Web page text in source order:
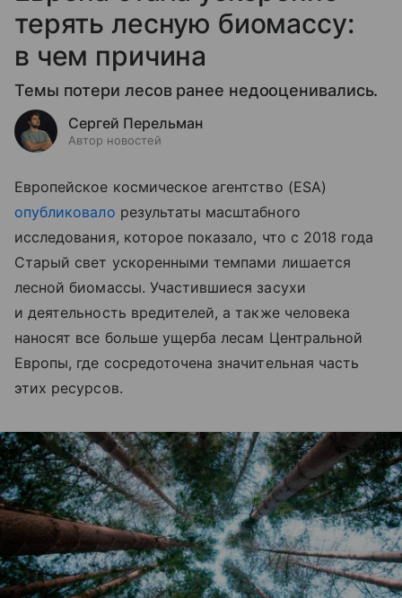
терять лесную биомассу:
в чем причина
Темы потери лесов ранее недооценивались.
Сергей Перельман
Автор новостей
Европейское космическое агентство (ESA)
опубликовало результаты масштабного
исследования, которое показало, что с 2018 года
Старый свет ускоренными темпами лишается
лесной биомассы. Участившиеся засухи
и деятельность вредителей, а также человека
наносят все больше ущерба лесам Центральной
Европы, где сосредоточена значительная часть
этих ресурсов.